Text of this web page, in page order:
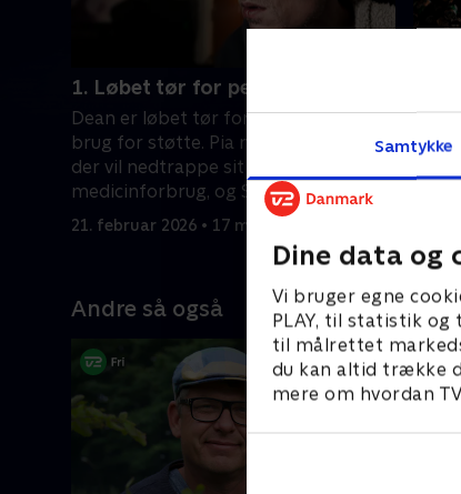
Samtykke
Dine data og
Vi bruger egne
PLAY, til statistik
til målrettet
du kan altid trække
mere om hvordan
1. Løbet tør for penge
Dean er løbet tør for penge og har
brug for støtte. Pia møder Christina,
der vil nedtrappe sit hash- og
medicinforbrug, og Signe opsøger en
mand i en skov.
21. februar 2026 • 17 min
Andre så også